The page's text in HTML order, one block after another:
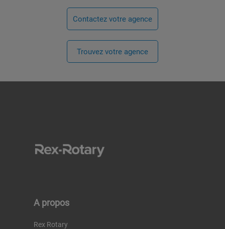
Contactez votre agence
Trouvez votre agence
A propos
Rex Rotary